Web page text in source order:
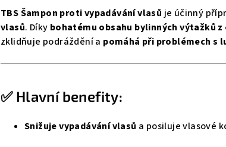
TBS Šampon proti vypadávání vlasů je účinný
vlasů. Díky bohatému obsahu bylinných výtažků
zklidňuje podráždění a pomáhá při problémech s
✅ Hlavní benefity:
Snižuje vypadávání vlasů a posiluje vlasové